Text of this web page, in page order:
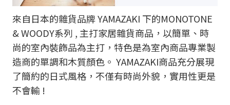
來自日本的雜貨品牌 YAMAZAKI 下的MONOTONE
& WOODY系列 , 主打家居雜貨商品，以簡單、時
尚的室內裝飾品為主打，特色是為室內商品專業製
造商的單調和木質顏色。 YAMAZAKI商品充分展現
了簡約的日式風格，不僅有時尚外貌，實用性更是
不會輸 !